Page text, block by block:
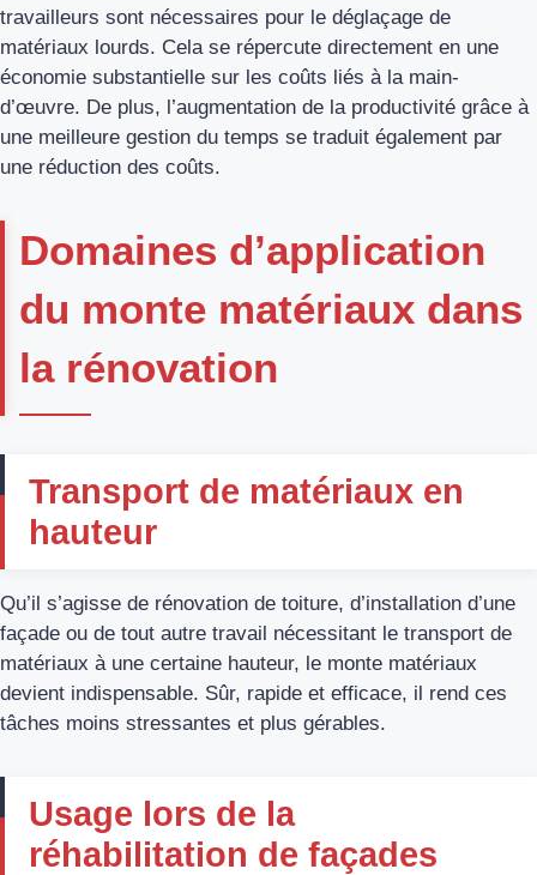
travailleurs sont nécessaires pour le déglaçage de
matériaux lourds. Cela se répercute directement en une
économie substantielle sur les coûts liés à la main-
d’œuvre. De plus, l’augmentation de la productivité grâce à
une meilleure gestion du temps se traduit également par
une réduction des coûts.
Domaines d’application
du monte matériaux dans
la rénovation
Transport de matériaux en
hauteur
Qu’il s’agisse de rénovation de toiture, d’installation d’une
façade ou de tout autre travail nécessitant le transport de
matériaux à une certaine hauteur, le monte matériaux
devient indispensable. Sûr, rapide et efficace, il rend ces
tâches moins stressantes et plus gérables.
Usage lors de la
réhabilitation de façades